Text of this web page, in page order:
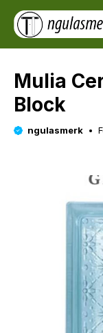
Skip
content
Mulia
Block
ngulasmerk